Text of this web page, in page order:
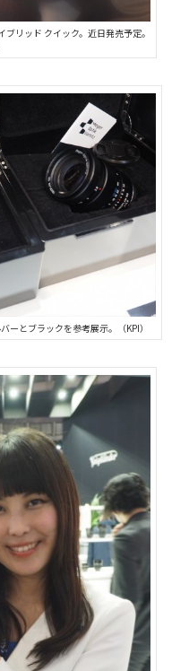
リッド クイック。近日発売予定。
とブラックを参考展示。（KPI）